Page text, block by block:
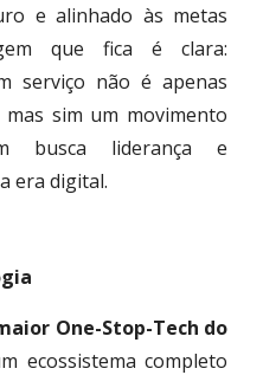
e alinhado às metas
que fica é clara:
serviço não é apenas
sim um movimento
busca liderança e
era digital.
One-Stop-Tech do
ecossistema completo